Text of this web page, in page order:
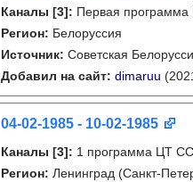
Каналы [3]: Первая
Регион: Белоруссия
Источник: Советская
Добавил на сайт: dimaruu
04-02-1985 - 10-02-1985
Каналы [3]: 1 программа ЦТ
Регион: Ленинград (Санкт-